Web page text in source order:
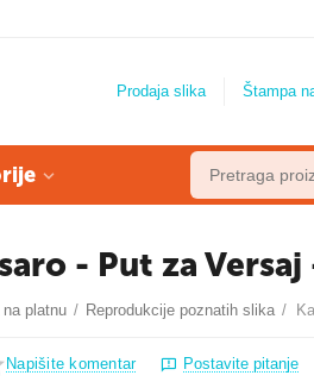
Prodaja slika Štampa
- Put za Versaj
platnu / Reprodukcije poznatih slika /
Napišite komentar Postavite pitanje